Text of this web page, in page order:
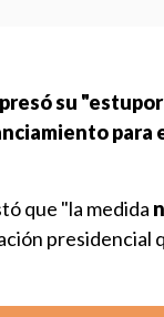
su
para
que "la medida